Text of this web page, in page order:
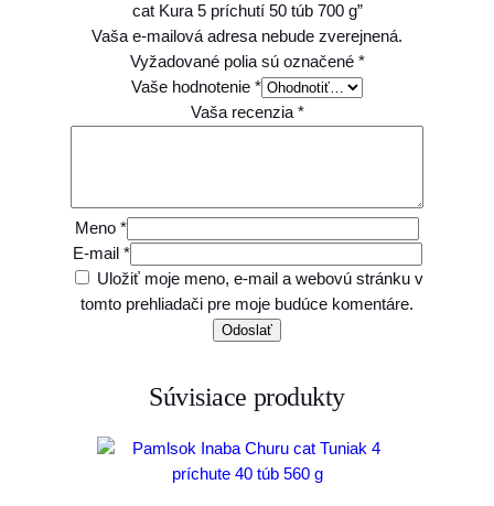
cat Kura 5 príchutí 50 túb 700 g”
Vaša e-mailová adresa nebude zverejnená.
Vyžadované polia sú označené *
Vaše hodnotenie *
Vaša recenzia *
Meno *
E-mail *
Uložiť moje meno, e-mail a webovú stránku v
tomto prehliadači pre moje budúce komentáre.
Súvisiace produkty